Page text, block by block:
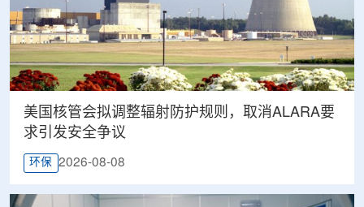
美国核管会拟调整辐射防护规则，取消ALARA要
求引发安全争议
环保 2026-08-08